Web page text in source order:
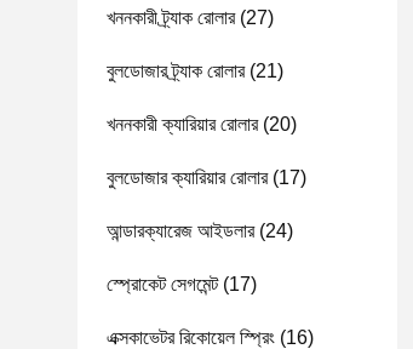
খননকারী ট্র্যাক রোলার(27)
বুলডোজার ট্র্যাক রোলার(21)
খননকারী ক্যারিয়ার রোলার(20)
বুলডোজার ক্যারিয়ার রোলার(17)
আন্ডারক্যারেজ আইডলার(24)
স্প্রোকেট সেগমেন্ট(17)
এক্সকাভেটর রিকোয়েল স্প্রিং (16)